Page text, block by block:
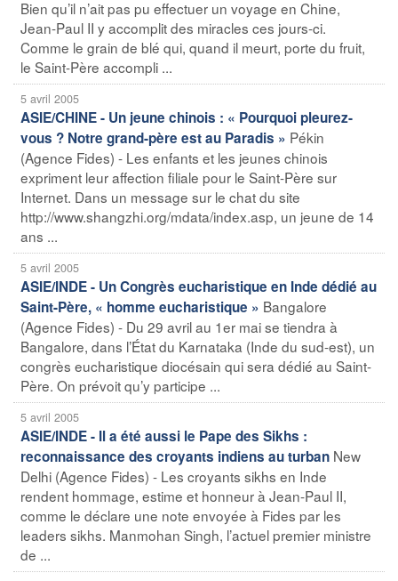
Bien qu’il n’ait pas pu effectuer un voyage en Chine,
Jean-Paul II y accomplit des miracles ces jours-ci.
Comme le grain de blé qui, quand il meurt, porte du fruit,
le Saint-Père accompli ...
5 avril 2005
ASIE/CHINE - Un jeune chinois : « Pourquoi pleurez-
vous ? Notre grand-père est au Paradis » Pékin
(Agence Fides) - Les enfants et les jeunes chinois
expriment leur affection filiale pour le Saint-Père sur
Internet. Dans un message sur le chat du site
http://www.shangzhi.org/mdata/index.asp, un jeune de 14
ans ...
5 avril 2005
ASIE/INDE - Un Congrès eucharistique en Inde dédié au
Saint-Père, « homme eucharistique » Bangalore
(Agence Fides) - Du 29 avril au 1er mai se tiendra à
Bangalore, dans l’État du Karnataka (Inde du sud-est), un
congrès eucharistique diocésain qui sera dédié au Saint-
Père. On prévoit qu’y participe ...
5 avril 2005
ASIE/INDE - Il a été aussi le Pape des Sikhs :
reconnaissance des croyants indiens au turban New
Delhi (Agence Fides) - Les croyants sikhs en Inde
rendent hommage, estime et honneur à Jean-Paul II,
comme le déclare une note envoyée à Fides par les
leaders sikhs. Manmohan Singh, l’actuel premier ministre
de ...